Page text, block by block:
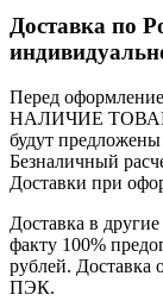
Доставка по
Перед
НАЛИЧИЕ
будут
Безналичный
Доставки при
Доставка в
факту 100%
рублей. Доставка
ПЭК.